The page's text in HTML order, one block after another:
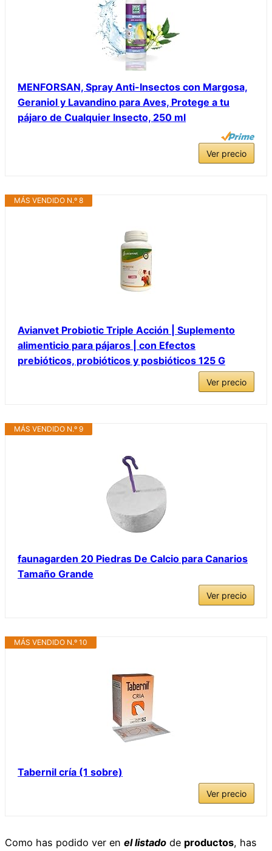
MENFORSAN, Spray Anti-Insectos con Margosa,
Geraniol y Lavandino para Aves, Protege a tu
pájaro de Cualquier Insecto, 250 ml
Ver precio
MÁS VENDIDO N.º 8
Avianvet Probiotic Triple Acción | Suplemento
alimenticio para pájaros | con Efectos
prebióticos, probióticos y posbióticos 125 G
Ver precio
MÁS VENDIDO N.º 9
faunagarden 20 Piedras De Calcio para Canarios
Tamaño Grande
Ver precio
MÁS VENDIDO N.º 10
Tabernil cría (1 sobre)
Ver precio
Como has podido ver en el listado de productos, has